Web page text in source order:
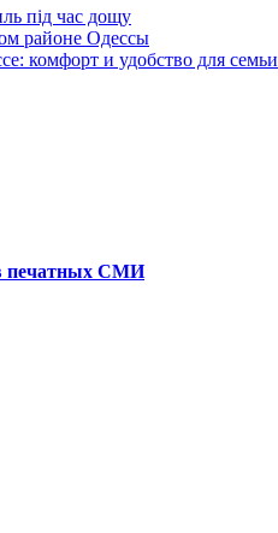
під час дощу
районе Одессы
комфорт и удобство для семьи
печатных СМИ